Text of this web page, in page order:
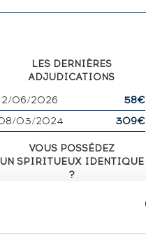
LES DERNIÈRES
ADJUDICATIONS
06/2026
58€
03/2024
309€
VOUS POSSÉDEZ
UN SPIRITUEUX IDENTIQUE
?